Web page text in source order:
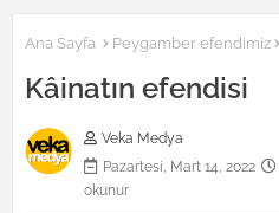
Ana Sayfa Peygamber efendimiz
Kâinatın efendisi
Veka Medya
Pazartesi, Mart 14, 2022
okunur